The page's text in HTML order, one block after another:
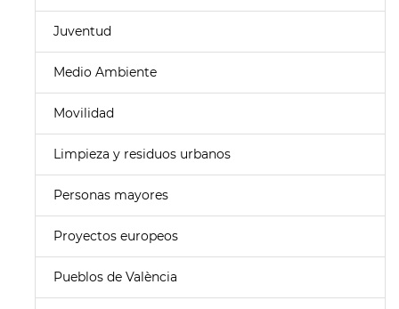
Juventud
Medio Ambiente
Movilidad
Limpieza y residuos urbanos
Personas mayores
Proyectos europeos
Pueblos de València